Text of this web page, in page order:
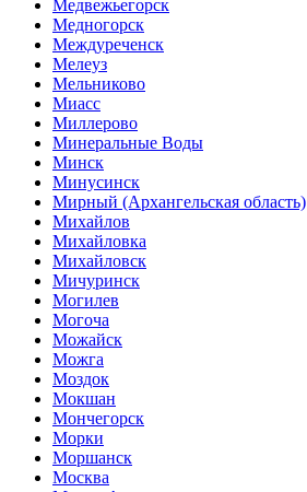
Медвежьегорск
Медногорск
Междуреченск
Мелеуз
Мельниково
Миасс
Миллерово
Минеральные Воды
Минск
Минусинск
Мирный (Архангельская область)
Михайлов
Михайловка
Михайловск
Мичуринск
Могилев
Могоча
Можайск
Можга
Моздок
Мокшан
Мончегорск
Морки
Моршанск
Москва